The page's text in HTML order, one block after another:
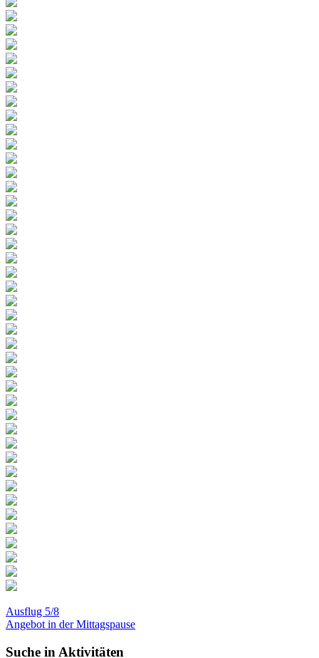
Ausflug 5/8
Angebot in der Mittagspause
Suche in Aktivitäten